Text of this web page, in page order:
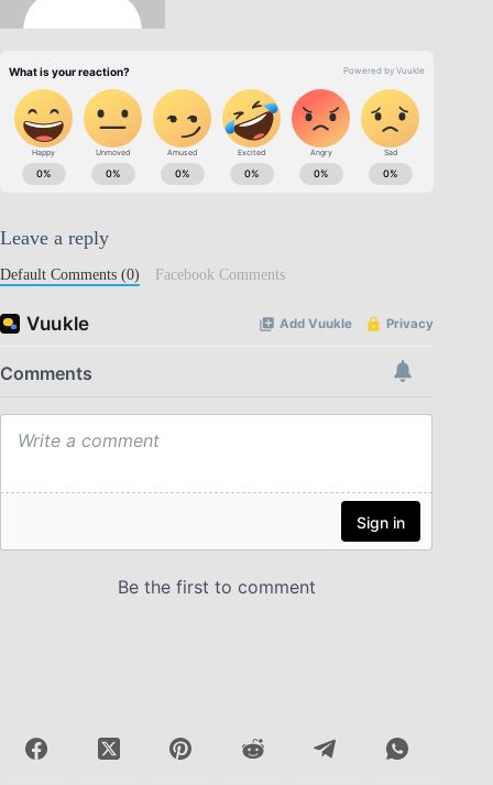
Leave a reply
Default Comments (0) Facebook Comments